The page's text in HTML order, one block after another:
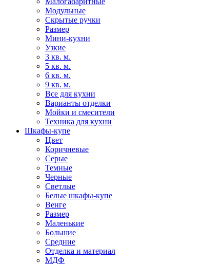
Модульные
Скрытые ручки
Размер
Мини-кухни
Узкие
3 кв. м.
5 кв. м.
6 кв. м.
9 кв. м.
Все для кухни
Варианты отделки
Мойки и смесители
Техника для кухни
Шкафы-купе
Цвет
Коричневые
Серые
Темные
Черные
Светлые
Белые шкафы-купе
Венге
Размер
Маленькие
Большие
Средние
Отделка и материал
МДФ